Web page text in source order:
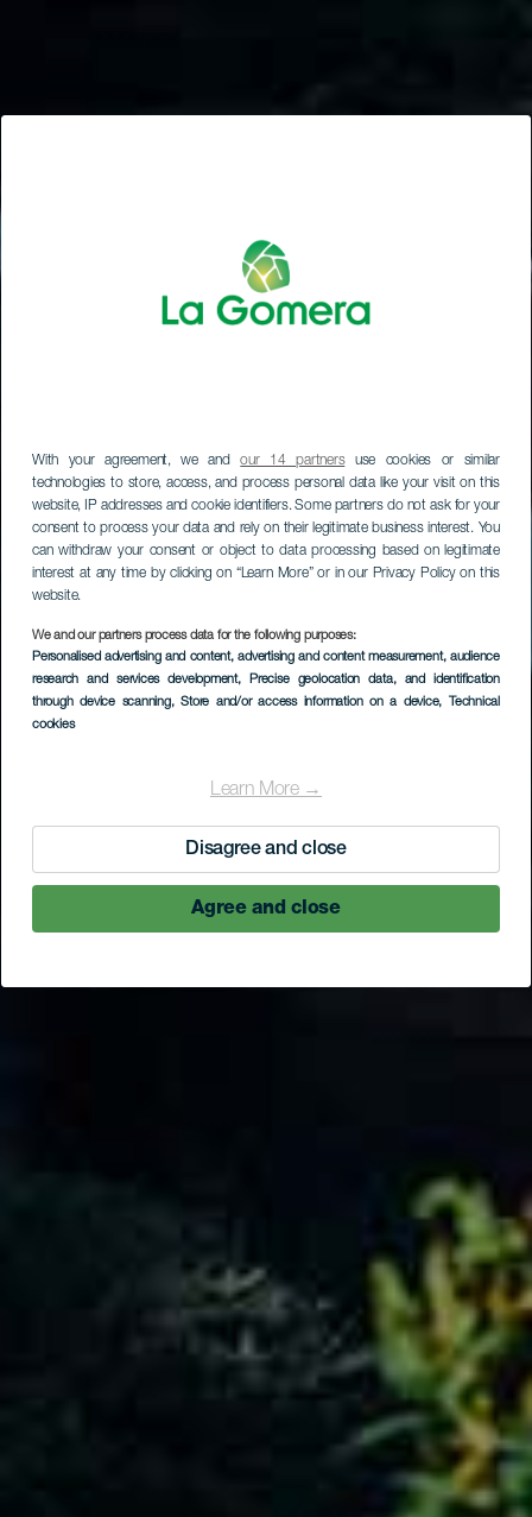
With your agreement, we andour 14 partnersuse cookies or similar
technologies to store, access, and process personal data like your visit on this
website, IP addresses and cookie identifiers. Some partners do not ask for your
consent to process your data and rely on their legitimate business interest. You
can withdraw your consent or object to data processing based on legitimate
interest at any time by clicking on “Learn More” or in our Privacy Policy on this
website.
We and our partners process data for the following purposes:
Personalised advertising and content, advertising and content measurement, audience
research and services development, Precise geolocation data, and identification
through device scanning, Store and/or access information on a device, Technical
cookies
Learn More →
Disagree and close
Agree and close
Los Loros - El Carmen
LA GOMERA